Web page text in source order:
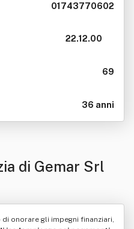
01743770602
22.12.00
69
36 anni
di Gemar Srl
onorare gli impegni finanziari,